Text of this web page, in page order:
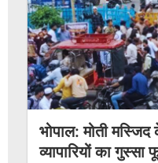
भोपाल: मोती
व्यापारियों का